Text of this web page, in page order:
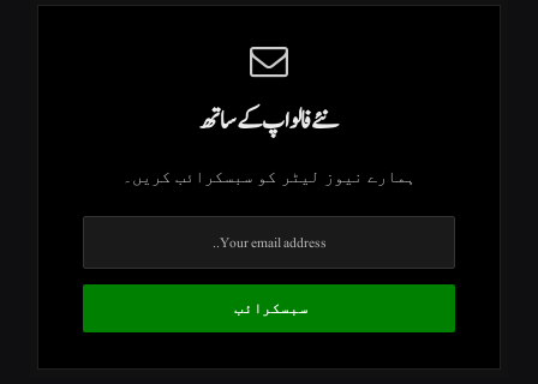
نئے فالو اپ کے ساتھ
ہمارے نیوز لیٹر کو سبسکرائب کریں۔